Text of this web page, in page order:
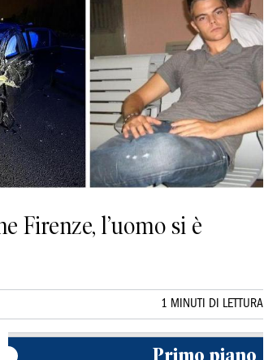
Firenze, l’uomo si è
1 MINUTI DI LETTURA
Primo piano